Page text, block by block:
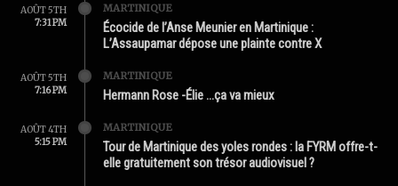
AOÛT 5TH
7:31 PM
MARTINIQUE
Écocide de l’Anse Meunier en Martinique :
L’Assaupamar dépose une plainte contre X
AOÛT 5TH
7:16 PM
MARTINIQUE
Hermann Rose -Élie …ça va mieux
AOÛT 4TH
5:15 PM
MARTINIQUE
Tour de Martinique des yoles rondes : la FYRM offre-t-
elle gratuitement son trésor audiovisuel ?